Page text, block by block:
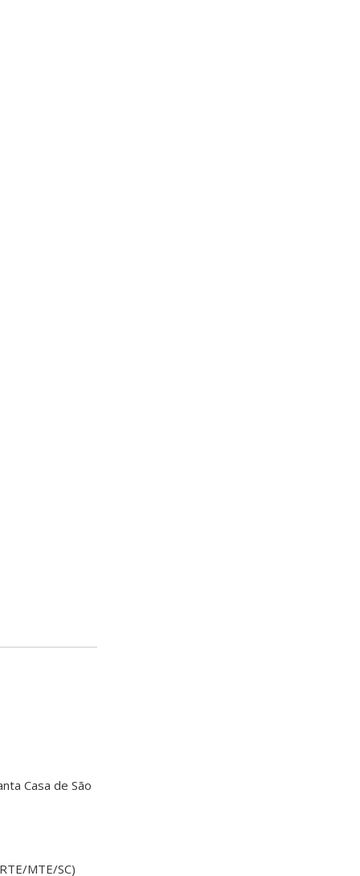
Casa de São
MTE/SC)